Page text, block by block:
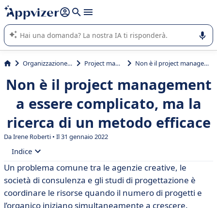
righe con
shift + enter
L'IA di Appvizer vi guida nell'utilizzo o nella scelta di un
software SaaS per la vostra azienda.
Organizzazione & planning Project management Non è il project management a essere complicato, ma la ricerca di un metodo efficace
Non è il project management
a essere complicato, ma la
ricerca di un metodo efficace
DaIrene Roberti • Il 31 gennaio 2022
Indice
• Un problema di coordinamento
• Centralizzare il controllo non è la soluzione
Un problema comune tra le agenzie creative, le
società di consulenza e gli studi di progettazione è
coordinare le risorse quando il numero di progetti e
l’organico iniziano simultaneamente a crescere.